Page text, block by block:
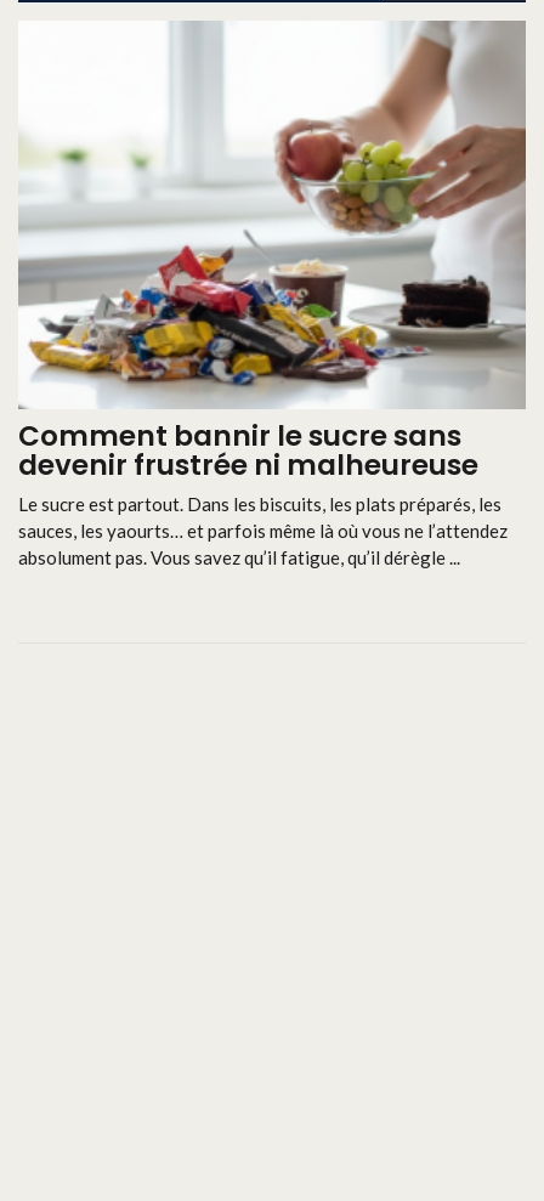
Comment bannir le sucre sans
devenir frustrée ni malheureuse
Le sucre est partout. Dans les biscuits, les plats préparés, les
sauces, les yaourts… et parfois même là où vous ne l’attendez
absolument pas. Vous savez qu’il fatigue, qu’il dérègle ...